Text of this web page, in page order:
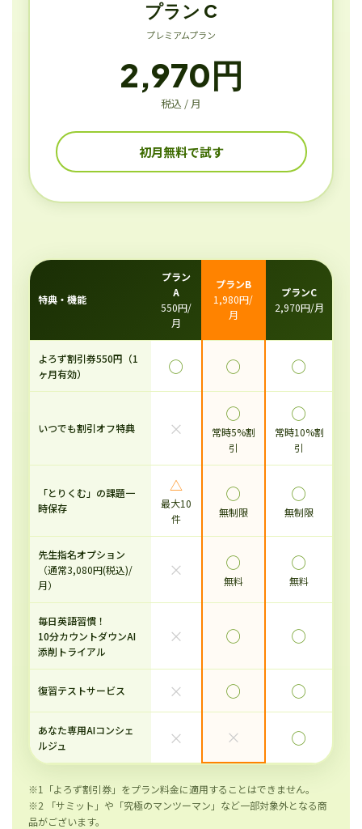
プラン C
プレミアムプラン
2,970円
税込 / 月
初月無料で試す
特典・機能
プラン
A
550円/
月
プランB
1,980円/
月
プランC
2,970円/月
よろず割引券550円（1
ヶ月有効）
◯ ◯ ◯
いつでも割引オフ特典 ×
◯
常時5%割
引
◯
常時10%割
引
「とりくむ」の課題一
時保存
△
最大10
件
◯
無制限
◯
無制限
先生指名オプション
（通常3,080円(税込)/
月）
× ◯
無料
◯
無料
毎日英語習慣！
10分カウントダウンAI
添削トライアル
× ◯ ◯
復習テストサービス × ◯ ◯
あなた専用AIコンシェ
ルジュ
× × ◯
※1「よろず割引券」をプラン料金に適用することはできません。
※2 「サミット」や「究極のマンツーマン」など一部対象外となる商
品がございます。